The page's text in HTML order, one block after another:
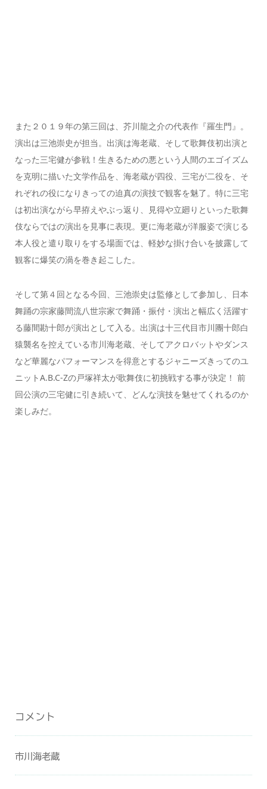
また２０１９年の第三回は、芥川龍之介の代表作『羅生門』。
演出は三池崇史が担当。出演は海老蔵、そして歌舞伎初出演と
なった三宅健が参戦！生きるための悪という人間のエゴイズム
を克明に描いた文学作品を、海老蔵が四役、三宅が二役を、そ
れぞれの役になりきっての迫真の演技で観客を魅了。特に三宅
は初出演ながら早拵えやぶっ返り、見得や立廻りといった歌舞
伎ならではの演出を見事に表現。更に海老蔵が洋服姿で演じる
本人役と遣り取りをする場面では、軽妙な掛け合いを披露して
観客に爆笑の渦を巻き起こした。
そして第４回となる今回、三池崇史は監修として参加し、日本
舞踊の宗家藤間流八世宗家で舞踊・振付・演出と幅広く活躍す
る藤間勘十郎が演出として入る。出演は十三代目市川團十郎白
猿襲名を控えている市川海老蔵、そしてアクロバットやダンス
など華麗なパフォーマンスを得意とするジャニーズきってのユ
ニットA.B.C-Zの戸塚祥太が歌舞伎に初挑戦する事が決定！ 前
回公演の三宅健に引き続いて、どんな演技を魅せてくれるのか
楽しみだ。
コメント
市川海老蔵